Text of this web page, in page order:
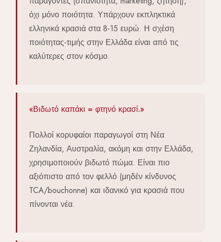
όχι μόνο ποιότητα. Υπάρχουν εκπληκτικά
ελληνικά κρασιά στα 8-15 ευρώ. Η σχέση
ποιότητας-τιμής στην Ελλάδα είναι από τις
καλύτερες στον κόσμο.
«Βιδωτό καπάκι = φτηνό κρασί.»
Πολλοί κορυφαίοι παραγωγοί στη Νέα
Ζηλανδία, Αυστραλία, ακόμη και στην Ελλάδα,
χρησιμοποιούν βιδωτό πώμα. Είναι πιο
αξιόπιστο από τον φελλό (μηδέν κίνδυνος
TCA/bouchonne) και ιδανικό για κρασιά που
πίνονται νέα.